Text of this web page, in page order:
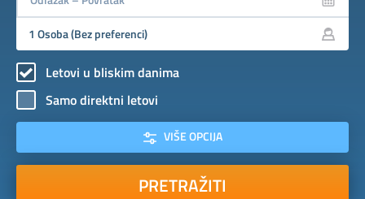
Letovi u bliskim danima
Samo direktni letovi
VIŠE OPCIJA
PRETRAŽITI